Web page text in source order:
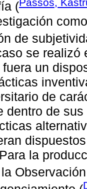
(Passos,
de
se realizó
un
de
dentro de
la